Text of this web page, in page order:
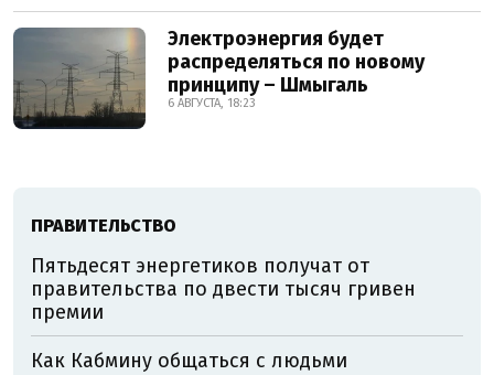
Электроэнергия будет
распределяться по новому
принципу – Шмыгаль
6 АВГУСТА, 18:23
ПРАВИТЕЛЬСТВО
Пятьдесят энергетиков получат от
правительства по двести тысяч гривен
премии
Как Кабмину общаться с людьми